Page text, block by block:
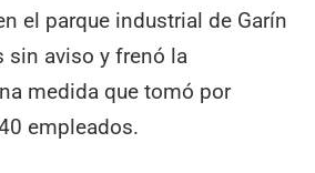
el parque industrial de Garín
sin aviso y frenó la
medida que tomó por
empleados.